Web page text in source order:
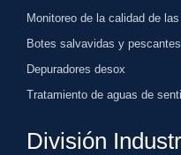
Monitoreo de la calidad de
Botes salvavidas y pescantes
Depuradores desox
Tratamiento de aguas de
División